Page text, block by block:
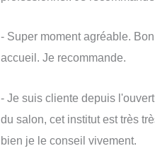
- Super moment agréable. Bon
accueil. Je recommande.
- Je suis cliente depuis
du salon, cet institut est très
bien je le conseil vivement.